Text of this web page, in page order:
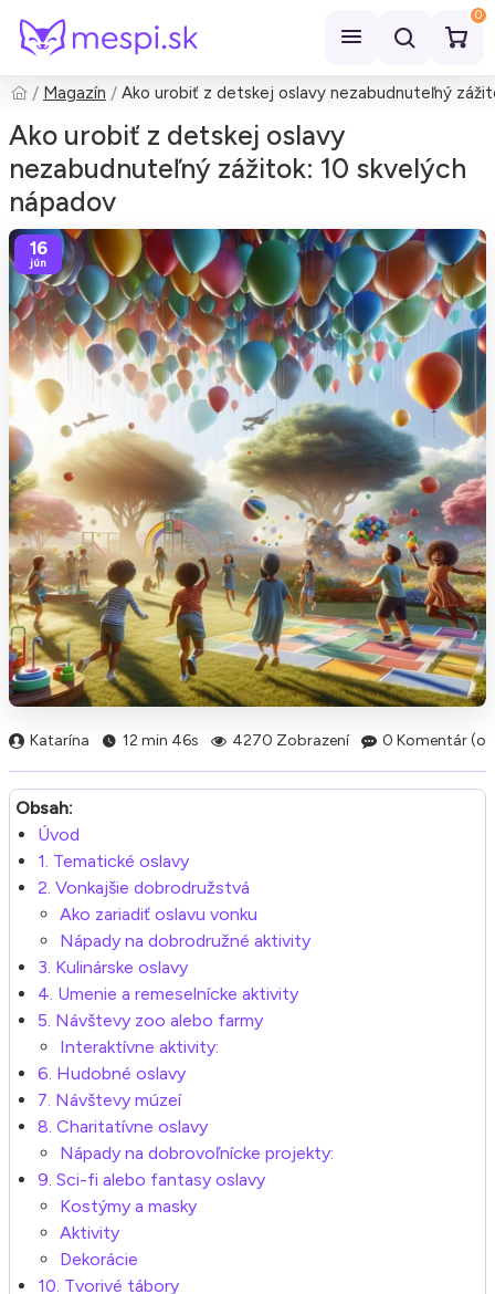
0
Hľadať
Magazín Ako urobiť z detskej oslavy nezabudnuteľný
Ako urobiť z detskej oslavy
nezabudnuteľný zážitok: 10 skvelých
nápadov
16
jún
Katarína 12 min 46s 4270 Zobrazení 0 Komentár
Obsah:
Úvod
1. Tematické oslavy
2. Vonkajšie dobrodružstvá
Ako zariadiť oslavu vonku
Nápady na dobrodružné aktivity
3. Kulinárske oslavy
4. Umenie a remeselnícke aktivity
5. Návštevy zoo alebo farmy
Interaktívne aktivity:
6. Hudobné oslavy
7. Návštevy múzeí
8. Charitatívne oslavy
Nápady na dobrovoľnícke projekty:
9. Sci-fi alebo fantasy oslavy
Kostýmy a masky
Aktivity
Dekorácie
10. Tvorivé tábory